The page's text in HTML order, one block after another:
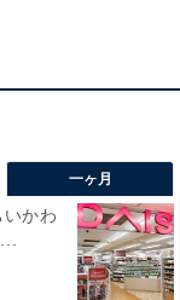
一ヶ月
いかわ